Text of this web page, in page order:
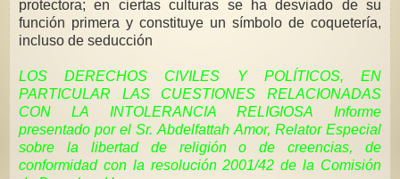
protectora; en ciertas culturas se ha desviado de su
función primera y constituye un símbolo de coquetería,
incluso de seducción
LOS DERECHOS CIVILES Y POLÍTICOS, EN
PARTICULAR LAS CUESTIONES RELACIONADAS
CON LA INTOLERANCIA RELIGIOSA Informe
presentado por el Sr. Abdelfattah Amor, Relator Especial
sobre la libertad de religión o de creencias, de
conformidad con la resolución 2001/42 de la Comisión